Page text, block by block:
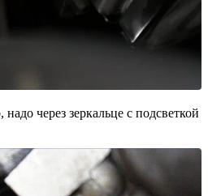
через зеркальце с подсветкой